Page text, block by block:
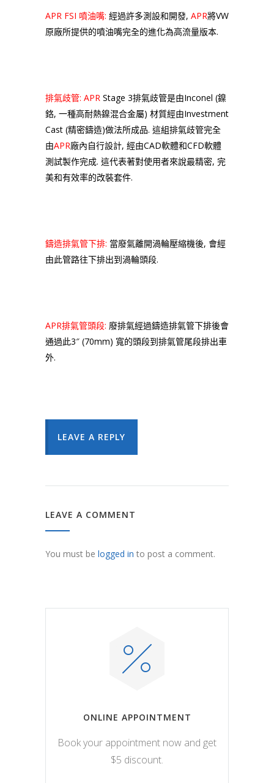
APR FSI 噴油嘴: 經過許多測設和開發, APR將VW
原廠所提供的噴油嘴完全的進化為高流量版本.
排氣歧管: APR Stage 3排氣歧管是由Inconel (鎳
鉻, 一種高耐熱鎳混合金屬) 材質經由Investment
Cast (精密鑄造)做法所成品. 這組排氣歧管完全
由APR廠內自行設計, 經由CAD軟體和CFD軟體
測試製作完成. 這代表著對使用者來說最精密, 完
美和有效率的改裝套件.
鑄造排氣管下排: 當廢氣離開渦輪壓縮機後, 會經
由此管路往下排出到渦輪頭段.
APR排氣管頭段: 廢排氣經過鑄造排氣管下排後會
通過此3″ (70mm) 寬的頭段到排氣管尾段排出車
外.
LEAVE A REPLY
LEAVE A COMMENT
You must be logged in to post a comment.
ONLINE APPOINTMENT
Book your appointment now and get
$5 discount.